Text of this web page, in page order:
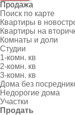
Продажа
Поиск по карте
Квартиры в
Квартиры на
Комнаты и доли
Студии
1-комн. кв
2-комн. кв
3-комн. кв
Дома без
Недорогие дома
Участки
Продать